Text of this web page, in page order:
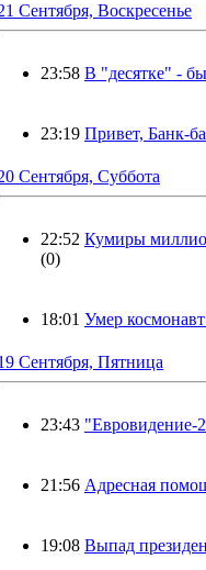
Сентября, Воскресенье
23:58 В "десятке" -
23:19 Привет, Банк-
Сентября, Суббота
22:52 Кумиры
(0)
18:01 Умер
Сентября, Пятница
23:43 "Евровидение-
21:56 Адресная
19:08 Выпад